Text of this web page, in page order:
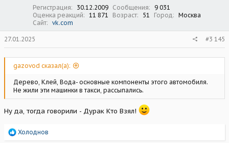
Регистрация 30.12.2009 Сообщения
9 031
Оценка реакций
11 871 Возраст 51 Город
Москва
Сайт
vk.com
27.01.2025 #3 145
gazovod сказал(а):
Дерево, Клей, Вода- основные компоненты этого автомобиля.
Не жили эти машинки в такси, рассыпались.
Ну да, тогда говорили - Дурак Кто Взял!
Р
Холоднов